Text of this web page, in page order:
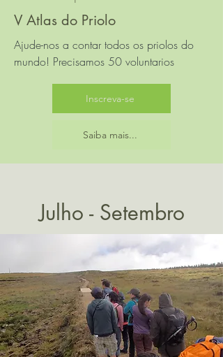
V Atlas do Priolo
Ajude-nos a contar todos os priolos do
mundo! Precisamos 50 voluntarios
Inscreva-se
Saiba mais...
Julho - Setembro